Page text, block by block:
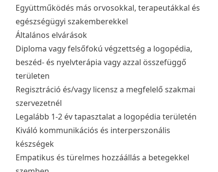
Együttműködés más orvosokkal, terapeutákkal és
egészségügyi szakemberekkel
Általános elvárások
Diploma vagy felsőfokú végzettség a logopédia,
beszéd- és nyelvterápia vagy azzal összefüggő
területen
Regisztráció és/vagy licensz a megfelelő szakmai
szervezetnél
Legalább 1-2 év tapasztalat a logopédia területén
Kiváló kommunikációs és interperszonális
készségek
Empatikus és türelmes hozzáállás a betegekkel